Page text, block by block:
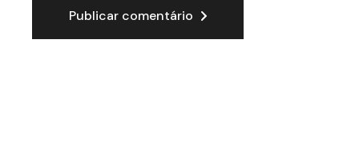
Publicar comentário